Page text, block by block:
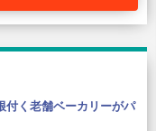
付く老舗ベーカリーがパ